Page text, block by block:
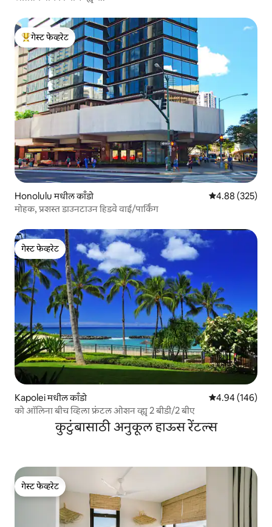
टॉप गेस्ट फेव्हरेट
गेस्ट फेव्हरेट
Honolulu मधील काँडो 5 पैकी 4.88
4.88 (325)
मोहक, प्रशस्त डाउनटाउन हिडवे वाई/पार्किंग
गेस्ट फेव्हरेट
गेस्ट फेव्हरेट
Kapolei मधील काँडो 5 पैकी 4.94
4.94 (146)
को ऑलिना बीच व्हिला फ्रंटल ओशन व्ह्यू 2 बीडी/2 बीए
कुटुंबासाठी अनुकूल हाऊस रेंटल्स
गेस्ट फेव्हरेट
गेस्ट फेव्हरेट